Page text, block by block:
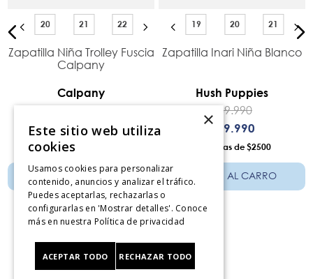
20 21 22
Zapatilla Niña Trolley Fuscia
Calpany
Calpany
$30.990
$15.495
12
AÑADIR AL CARRO
19 20 21
Zapatilla Inari Niña Blanco
Hush Puppies
$39.990
$ 29.990
$2500
AÑADIR AL CARRO
×
Este sitio web utiliza
cookies
Usamos cookies para personalizar
contenido, anuncios y analizar el tráfico.
Puedes aceptarlas, rechazarlas o
configurarlas en 'Mostrar detalles'. Conoce
más en nuestra Política de privacidad
ACEPTAR TODO RECHAZAR TODO